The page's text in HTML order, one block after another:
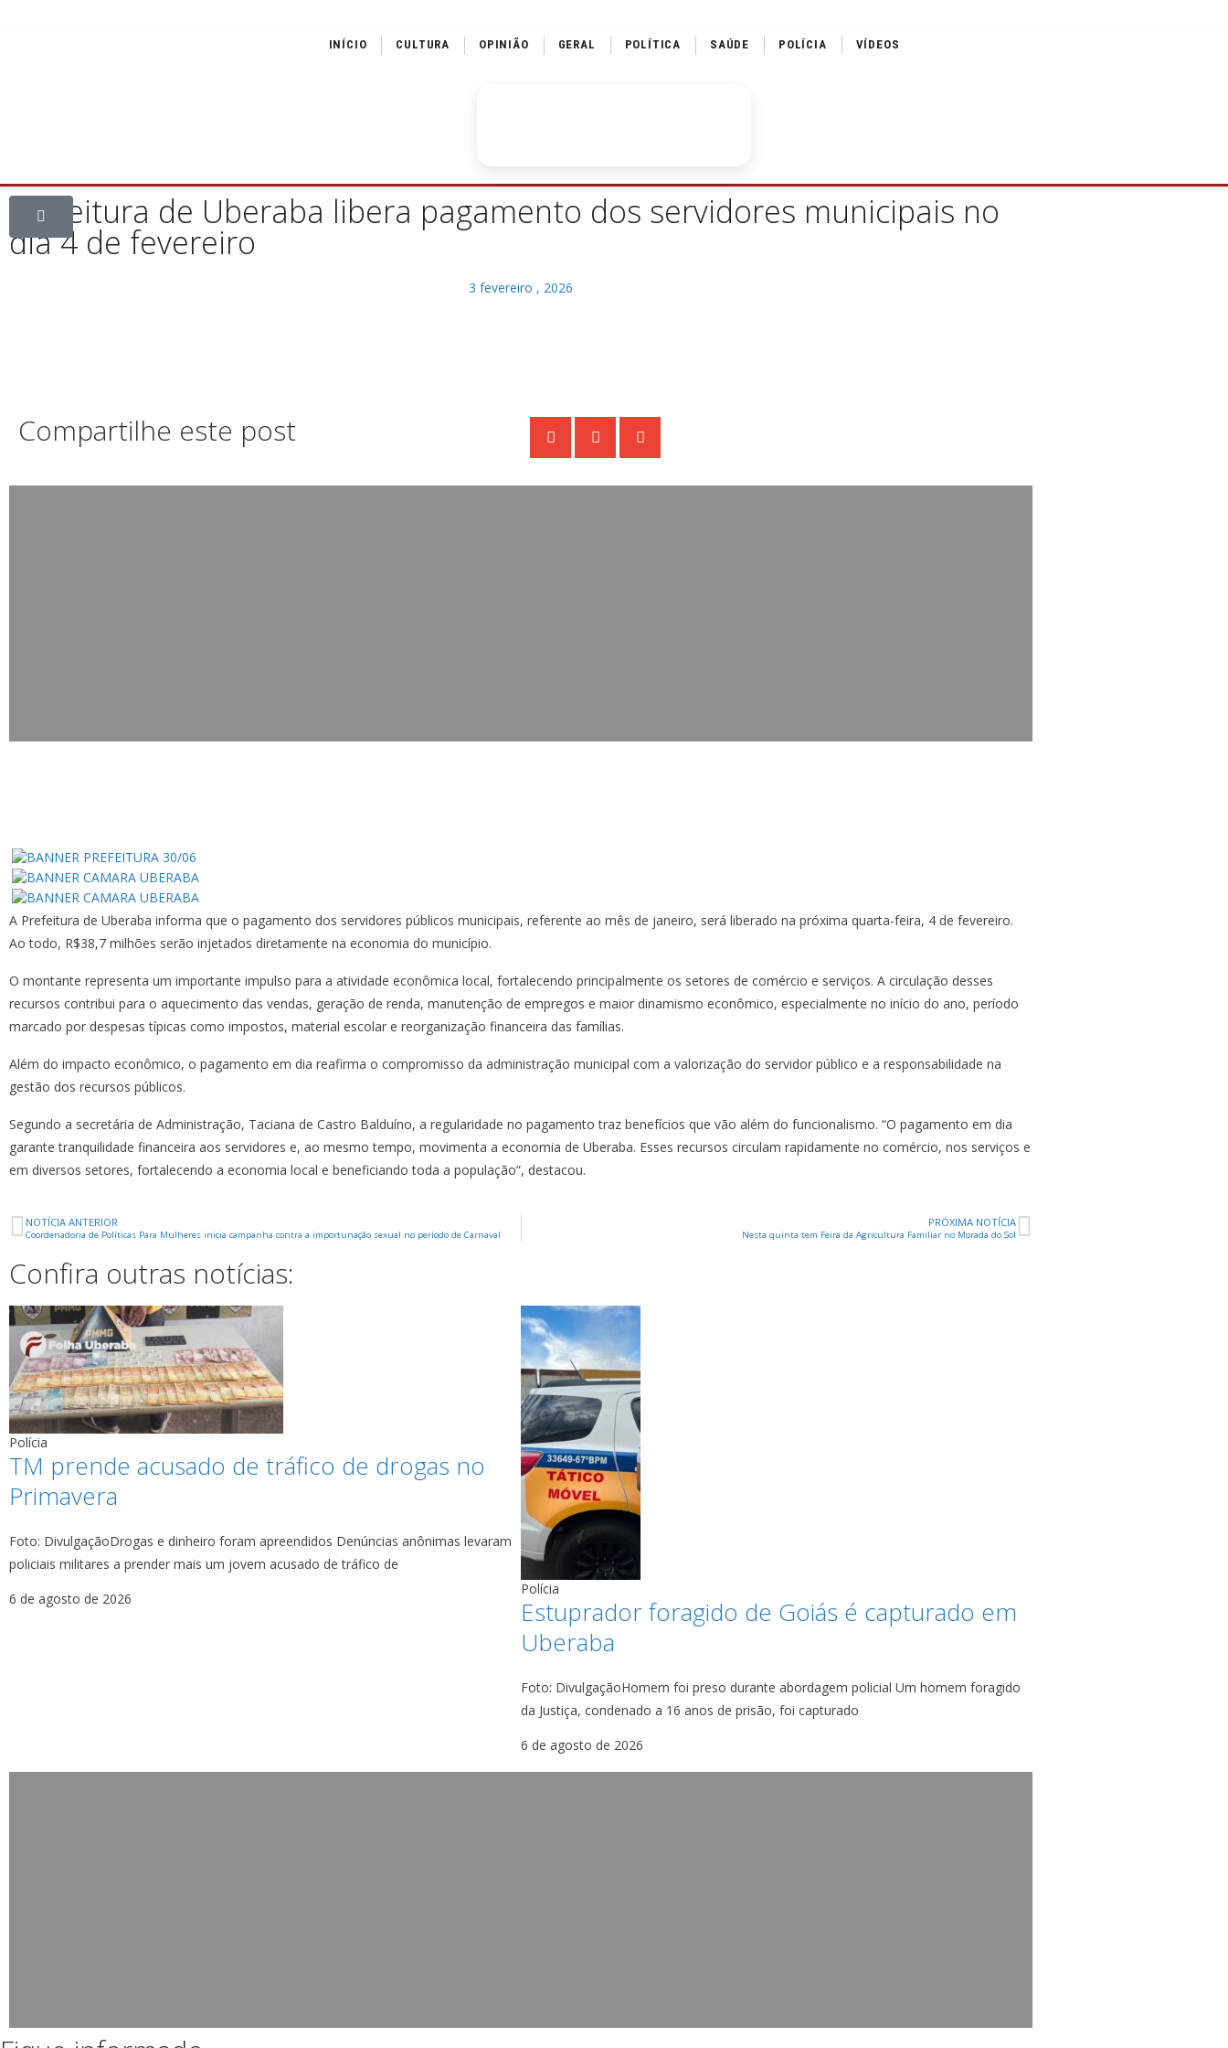
INÍCIO CULTURA OPINIÃO GERAL POLÍTICA SAÚDE POLÍCIA VÍDEOS
Prefeitura de Uberaba libera pagamento dos servidores municipais no
dia 4 de fevereiro
3 fevereiro , 2026
Compartilhe este post
A Prefeitura de Uberaba informa que o pagamento dos servidores públicos municipais, referente ao mês de janeiro, será liberado na próxima quarta-feira, 4 de fevereiro.
Ao todo, R$38,7 milhões serão injetados diretamente na economia do município.
O montante representa um importante impulso para a atividade econômica local, fortalecendo principalmente os setores de comércio e serviços. A circulação desses
recursos contribui para o aquecimento das vendas, geração de renda, manutenção de empregos e maior dinamismo econômico, especialmente no início do ano, período
marcado por despesas típicas como impostos, material escolar e reorganização financeira das famílias.
Além do impacto econômico, o pagamento em dia reafirma o compromisso da administração municipal com a valorização do servidor público e a responsabilidade na
gestão dos recursos públicos.
Segundo a secretária de Administração, Taciana de Castro Balduíno, a regularidade no pagamento traz benefícios que vão além do funcionalismo. “O pagamento em dia
garante tranquilidade financeira aos servidores e, ao mesmo tempo, movimenta a economia de Uberaba. Esses recursos circulam rapidamente no comércio, nos serviços e
em diversos setores, fortalecendo a economia local e beneficiando toda a população”, destacou.
NOTÍCIA ANTERIOR
Coordenadoria de Políticas Para Mulheres inicia campanha contra a importunação sexual no período de Carnaval
PRÓXIMA NOTÍCIA
Nesta quinta tem Feira da Agricultura Familiar no Morada do Sol
Confira outras notícias:
Polícia
TM prende acusado de tráfico de drogas no
Primavera
Foto: DivulgaçãoDrogas e dinheiro foram apreendidos Denúncias anônimas levaram
policiais militares a prender mais um jovem acusado de tráfico de
6 de agosto de 2026
Polícia
Estuprador foragido de Goiás é capturado em
Uberaba
Foto: DivulgaçãoHomem foi preso durante abordagem policial Um homem foragido
da Justiça, condenado a 16 anos de prisão, foi capturado
6 de agosto de 2026